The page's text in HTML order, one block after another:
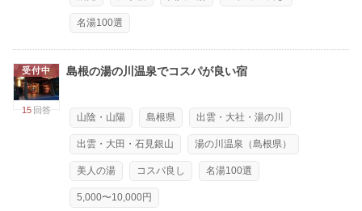
名湯100選
受付中
15 回答
島根の湯の川温泉でコスパが良い宿
山陰・山陽 島根県 出雲・大社・湯の川
出雲・大田・石見銀山 湯の川温泉（島根県）
美人の湯 コスパ良し 名湯100選
5,000〜10,000円